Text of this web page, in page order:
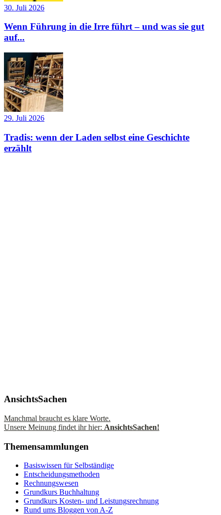
30. Juli 2026
Wenn Führung in die Irre führt – und was sie gut
auf...
29. Juli 2026
Tradis: wenn der Laden selbst eine Geschichte
erzählt
AnsichtsSachen
Manchmal braucht es klare Worte.
Unsere Meinung findet ihr hier: AnsichtsSachen!
Themensammlungen
Basiswissen für Selbständige
Entscheidungsmethoden
Rechnungswesen
Grundkurs Buchhaltung
Grundkurs Kosten- und Leistungsrechnung
Rund ums Bloggen von A-Z